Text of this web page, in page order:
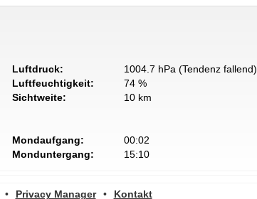
Luftdruck:
1004.7 hPa (Tendenz fallend)
Luftfeuchtigkeit:
74 %
Sichtweite:
10 km
Mondaufgang:
00:02
Monduntergang:
15:10
• Privacy Manager • Kontakt